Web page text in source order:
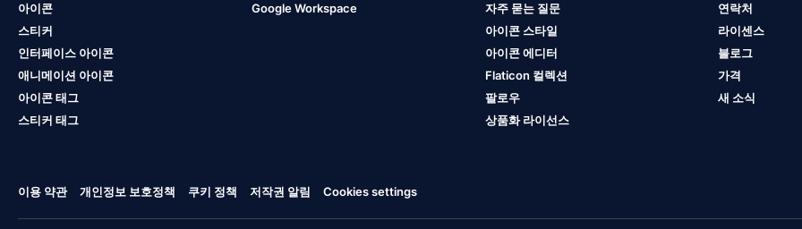
아이콘
스티커
인터페이스 아이콘
애니메이션 아이콘
아이콘 태그
스티커 태그
Google Workspace
자주 묻는 질문
아이콘 스타일
아이콘 에디터
Flaticon 컬렉션
팔로우
상품화 라이선스
연락처
라이센스
블로그
가격
새 소식
이용 약관 개인정보 보호정책 쿠키 정책 저작권 알림 Cookies settings